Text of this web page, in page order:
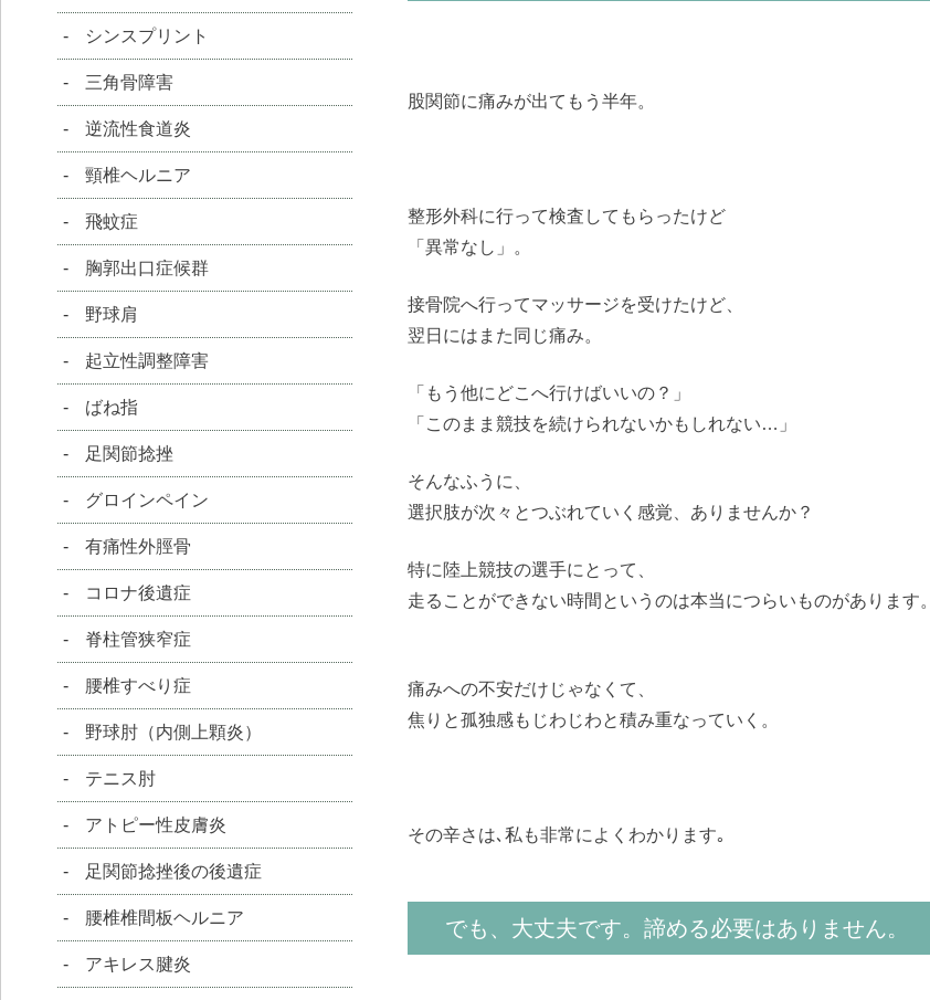
シンスプリント
三角骨障害
逆流性食道炎
頸椎ヘルニア
飛蚊症
胸郭出口症候群
野球肩
起立性調整障害
ばね指
足関節捻挫
グロインペイン
有痛性外脛骨
コロナ後遺症
脊柱管狭窄症
腰椎すべり症
野球肘（内側上顆炎）
テニス肘
アトピー性皮膚炎
足関節捻挫後の後遺症
腰椎椎間板ヘルニア
アキレス腱炎
股関節に痛みが出てもう半年。
整形外科に行って検査してもらったけど
「異常なし」。
接骨院へ行ってマッサージを受けたけど、
翌日にはまた同じ痛み。
「もう他にどこへ行けばいいの？」
「このまま競技を続けられないかもしれない…」
そんなふうに、
選択肢が次々とつぶれていく感覚、ありませんか？
特に陸上競技の選手にとって、
走ることができない時間というのは本当につらいものがあります。
痛みへの不安だけじゃなくて、
焦りと孤独感もじわじわと積み重なっていく。
その辛さは､私も非常によくわかります｡
でも、大丈夫です。諦める必要はありません。